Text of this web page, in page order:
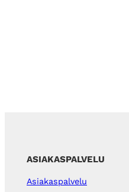
ASIAKASPALVELU
Asiakaspalvelu